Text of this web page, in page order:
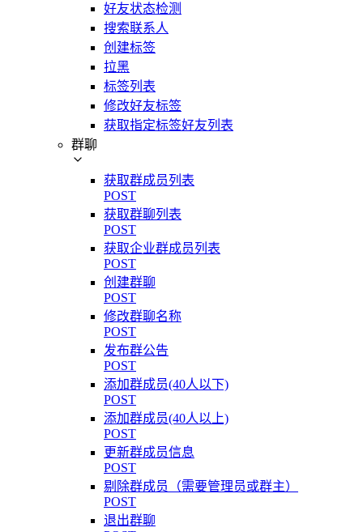
好友状态检测
搜索联系人
创建标签
拉黑
标签列表
修改好友标签
获取指定标签好友列表
群聊
获取群成员列表
POST
获取群聊列表
POST
获取企业群成员列表
POST
创建群聊
POST
修改群聊名称
POST
发布群公告
POST
添加群成员(40人以下)
POST
添加群成员(40人以上)
POST
更新群成员信息
POST
剔除群成员（需要管理员或群主）
POST
退出群聊